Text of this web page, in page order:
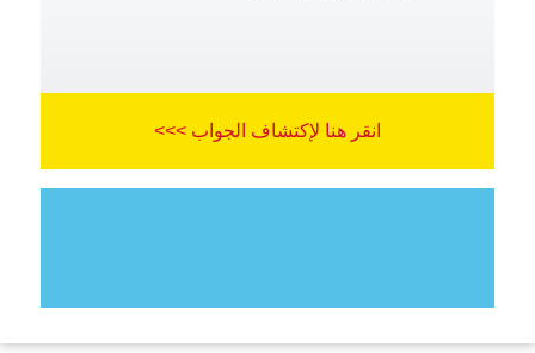
انقر هنا لإكتشاف الجواب >>>